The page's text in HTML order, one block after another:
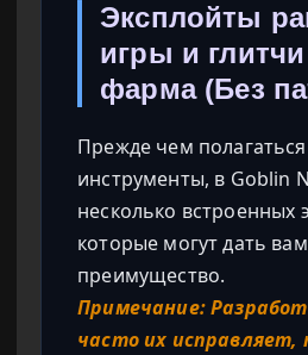
Эксплойты
игры и
фарма (Без
Прежде чем
инструменты, в Goblin
несколько встроенных
которые могут дать
преимущество.
Примечание:
часто их исправляет,